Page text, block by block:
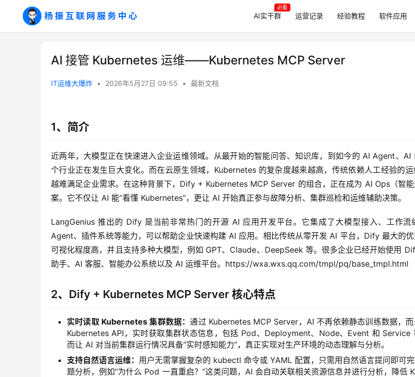
AI实干群
必看
运营记录 经验教程 软件应用
AI 接管 Kubernetes 运维——Kubernetes MCP Server
IT运维大爆炸 • 2026年5月27日 09:55 • 最新文档
1、简介
近两年，大模型正在快速进入企业运维领域。从最开始的智能问答、知识库，到如今的 AI Agent、AI
个行业正在发生巨大变化。而在云原生领域，Kubernetes 的复杂度越来越高，传统依赖人工经验的
越难满足企业需求。在这种背景下，Dify + Kubernetes MCP Server 的组合，正在成为 AI Ops（智
案。它不仅让 AI 能“看懂 Kubernetes”，更让 AI 开始真正参与故障分析、集群巡检和运维辅助决策。
LangGenius 推出的 Dify 是当前非常热门的开源 AI 应用开发平台。它集成了大模型接入、工作流
Agent、插件系统等能力，可以帮助企业快速构建 AI 应用。相比传统从零开发 AI 平台，Dify 最大的优
可视化程度高，并且支持多种大模型，例如 GPT、Claude、DeepSeek 等。很多企业已经开始使用
助手、AI 客服、智能办公系统以及 AI 运维平台。https://wxa.wxs.qq.com/tmpl/pq/base_tmpl.html
2、Dify + Kubernetes MCP Server 核心特点
实时读取 Kubernetes 集群数据：通过 Kubernetes MCP Server，AI 不再依赖静态训练数据，
Kubernetes API，实时获取集群状态信息，包括 Pod、Deployment、Node、Event 和 Service
而让 AI 对当前集群运行情况具备“实时感知能力”，真正实现对生产环境的动态理解与分析。
支持自然语言运维： 用户无需掌握复杂的 kubectl 命令或 YAML 配置，只需用自然语言提问即可
题分析，例如“为什么 Pod 一直重启？”这类问题，AI 会自动关联相关资源信息并进行分析，降低